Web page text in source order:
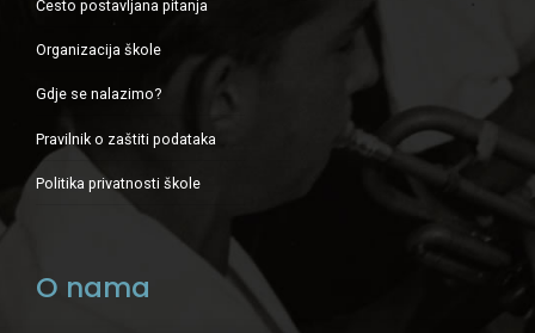
Često postavljana pitanja
Organizacija škole
Gdje se nalazimo?
Pravilnik o zaštiti podataka
Politika privatnosti škole
O nama